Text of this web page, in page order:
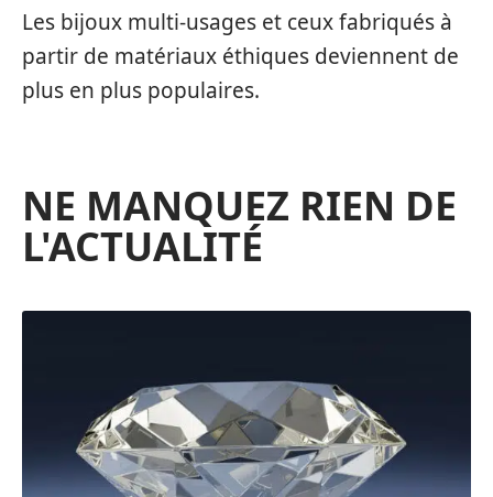
Les bijoux multi-usages et ceux fabriqués à
partir de matériaux éthiques deviennent de
plus en plus populaires.
NE MANQUEZ RIEN DE
L'ACTUALITÉ